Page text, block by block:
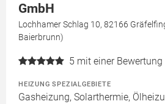
GmbH
Lochhamer Schlag 10, 82166
Baierbrunn)
5 mit einer Bewertung
HEIZUNG SPEZIALGEBIETE
Gasheizung, Solarthermie,